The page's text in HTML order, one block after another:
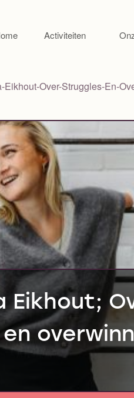
Activiteiten
Eikhout-Over-Struggles-En-
Eikhout;